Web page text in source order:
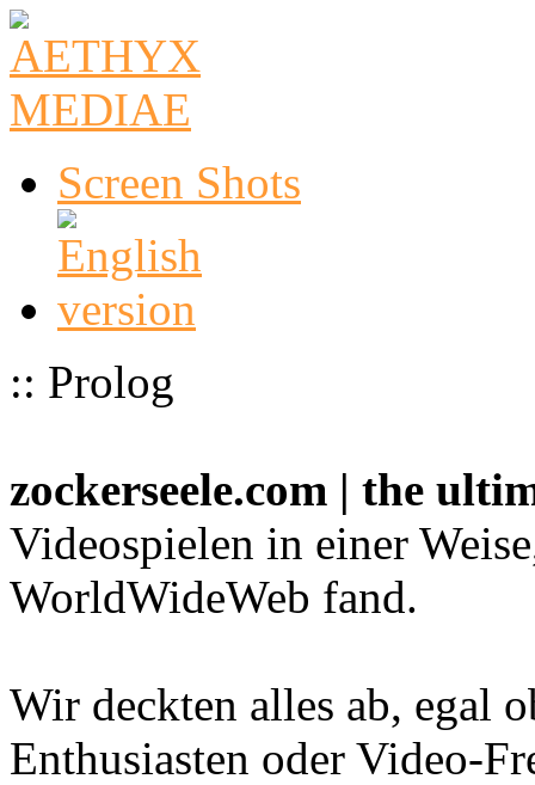
Screen Shots
:: Prolog
zockerseele.com | the
Videospielen in einer
WorldWideWeb fand.
Wir deckten alles ab, egal
Enthusiasten oder Video-